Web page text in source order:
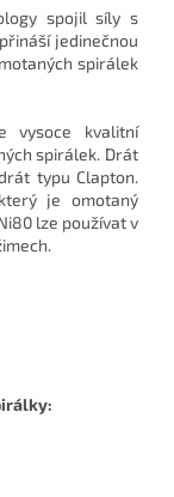
spojil síly s
jedinečnou
spirálek
vysoce kvalitní
spirálek. Drát
typu Clapton.
je omotaný
lze používat v